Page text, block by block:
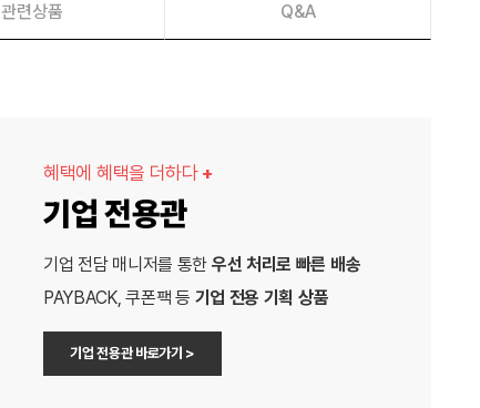
관련상품 Q&A
혜택에 혜택을 더하다 +
기업 전용관
기업 전담 매니저를 통한 우선 처리로 빠른 배송
PAYBACK, 쿠폰팩 등 기업 전용 기획 상품
기업 전용관 바로가기 >